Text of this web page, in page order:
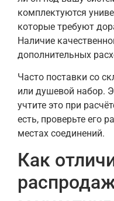
комплектуются
которые требуют
Наличие
дополнительных
Часто поставки со
или душевой набор.
учтите это при
есть, проверьте его
местах соединений.
Как